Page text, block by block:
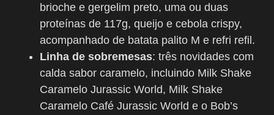
brioche e gergelim preto, uma ou duas
proteínas de 117g, queijo e cebola crispy,
acompanhado de batata palito M e refri refil.
Linha de sobremesas: três novidades com
calda sabor caramelo, incluindo Milk Shake
Caramelo Jurassic World, Milk Shake
Caramelo Café Jurassic World e o Bob’s